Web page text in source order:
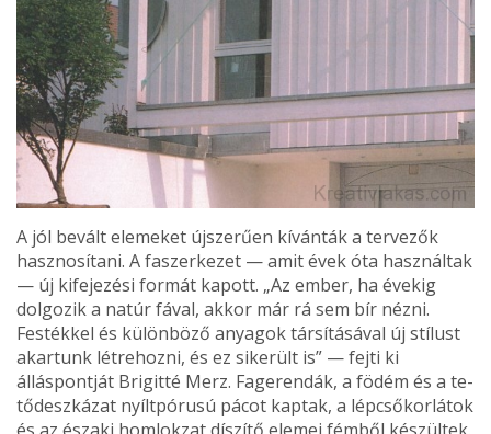
A jól bevált elemeket új­szerűen kívánták a tervezők
hasznosítani. A faszerkezet — amit évek óta használtak
— új kifejezési formát kapott. „Az ember, ha évekig
dolgo­zik a natúr fával, akkor már rá sem bír nézni.
Festékkel és különböző anyagok társításá­val új stílust
akartunk létre­hozni, és ez sikerült is” — fejti ki
álláspontját Brigitté Merz. Fagerendák, a födém és a te­
tődeszkázat nyíltpórusú pácot kaptak, a lépcsőkorlátok